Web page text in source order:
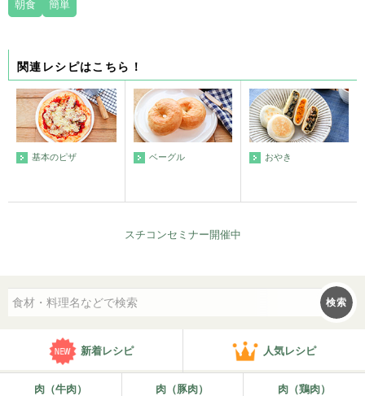
朝食 簡単
関連レシピはこちら！
基本のピザ ベーグル おやき
スチコンセミナー開催中
検索
新着レシピ 人気レシピ
肉（牛肉） 肉（豚肉） 肉（鶏肉）